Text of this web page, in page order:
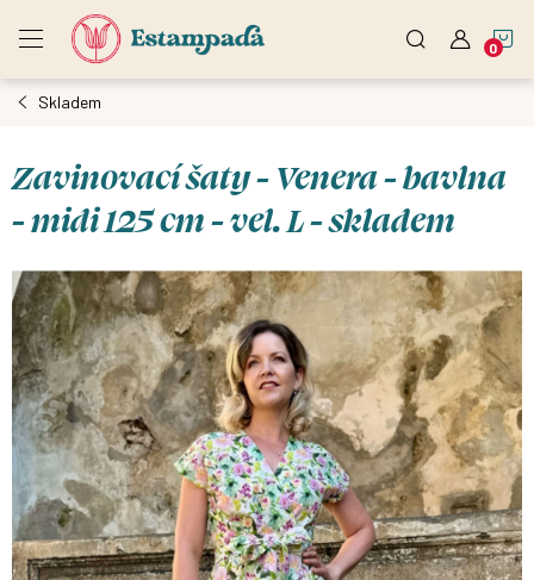
Skladem
Zavinovací šaty - Venera - bavlna
- midi 125 cm - vel. L - skladem